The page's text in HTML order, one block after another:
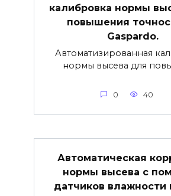
калибровка нормы
повышения
Gaspardo.
Автоматизированная
нормы высева для
0 40
Автоматическая
нормы высева с
датчиков влажности